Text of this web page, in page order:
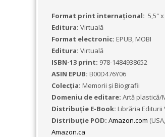
Format print internațional: 5,5″
Editura: Virtuală
Format electronic: EPUB, MOBI
Editura: Virtuală
ISBN-13 print: 978-1484938652
ASIN EPUB: B00D476Y06
Colecţia: Memorii şi Biografii
Domeniu de editare: Artă plastică/
Distribuție E-Book: Librăria Editurii
Distribuție POD: Amazon.com
Amazon.ca